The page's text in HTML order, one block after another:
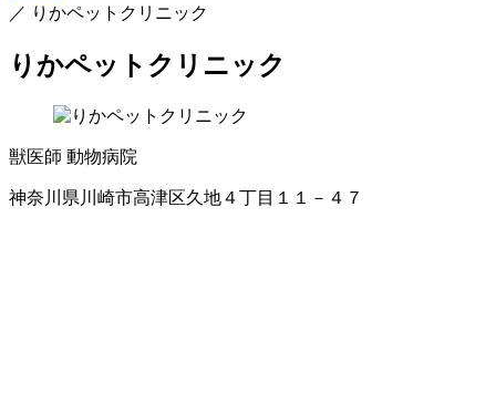
／ りかペットクリニック
りかペットクリニック
獣医師 動物病院
神奈川県川崎市高津区久地４丁目１１－４７